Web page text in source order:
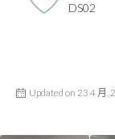
DS02
Updated on 23 4 月,